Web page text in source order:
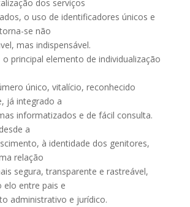
dos serviços
o uso de identificadores únicos e
se não
mas indispensável.
o principal elemento de individualização
único, vitalício, reconhecido
já integrado a
informatizados e de fácil consulta.
a
à identidade dos genitores,
relação
segura, transparente e rastreável,
entre pais e
administrativo e jurídico.